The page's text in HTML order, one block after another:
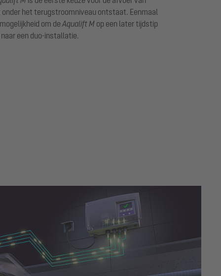
het terugstroomniveau ontstaat. Eenmaal
om de Aqualift M op een later tijdstip
een duo-installatie.